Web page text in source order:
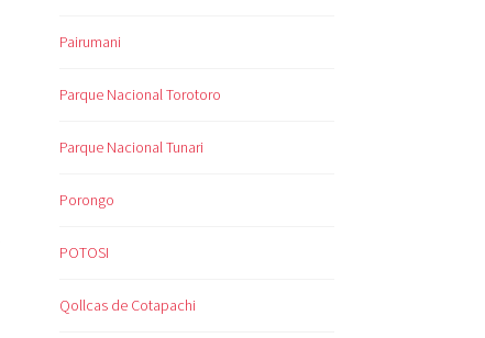
Pairumani
Parque Nacional Torotoro
Parque Nacional Tunari
Porongo
POTOSI
Qollcas de Cotapachi